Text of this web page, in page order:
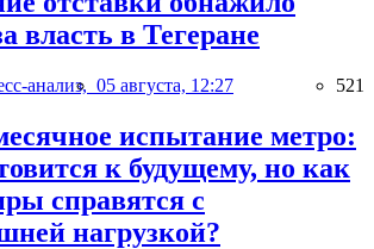
власть в Тегеране
анализ, 05 августа, 12:27 521
испытание метро:
к будущему, но как
справятся с
нагрузкой?